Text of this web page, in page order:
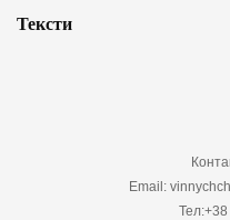
Тексти
Email: